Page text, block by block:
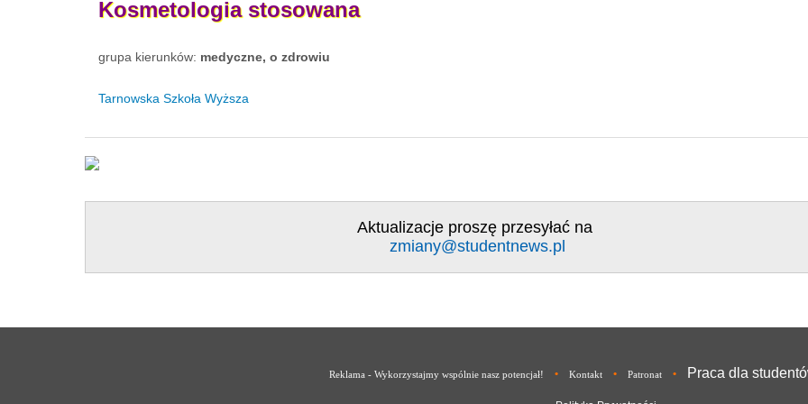
Kosmetologia stosowana
grupa kierunków: medyczne, o zdrowiu
Tarnowska Szkoła Wyższa
Aktualizacje proszę przesyłać na
zmiany@studentnews.pl
Reklama - Wykorzystajmy wspólnie nasz potencjał! • Kontakt • Patronat • Praca dla